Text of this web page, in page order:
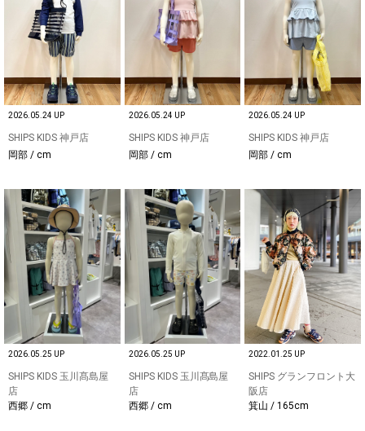
2026.05.24 UP
SHIPS KIDS 神戸店
岡部 / cm
2026.05.24 UP
SHIPS KIDS 神戸店
岡部 / cm
2026.05.24 UP
SHIPS KIDS 神戸店
岡部 / cm
2026.05.25 UP
SHIPS KIDS 玉川髙島屋
店
西郷 / cm
2026.05.25 UP
SHIPS KIDS 玉川髙島屋
店
西郷 / cm
2022.01.25 UP
SHIPS グランフロント大
阪店
箕山 / 165cm